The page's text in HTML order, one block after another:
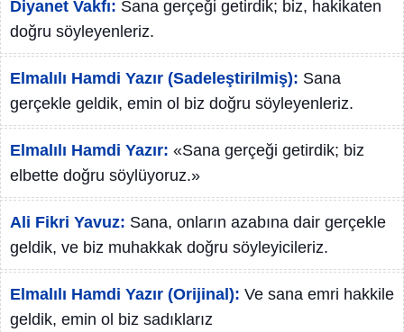
Diyanet Vakfı: Sana gerçeği getirdik; biz, hakikaten
doğru söyleyenleriz.
Elmalılı Hamdi Yazır (Sadeleştirilmiş): Sana
gerçekle geldik, emin ol biz doğru söyleyenleriz.
Elmalılı Hamdi Yazır: «Sana gerçeği getirdik; biz
elbette doğru söylüyoruz.»
Ali Fikri Yavuz: Sana, onların azabına dair gerçekle
geldik, ve biz muhakkak doğru söyleyicileriz.
Elmalılı Hamdi Yazır (Orijinal): Ve sana emri hakkile
geldik, emin ol biz sadıklarız